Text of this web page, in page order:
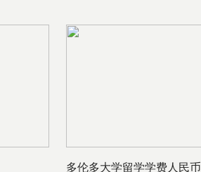
多伦多大学留学学费人民币